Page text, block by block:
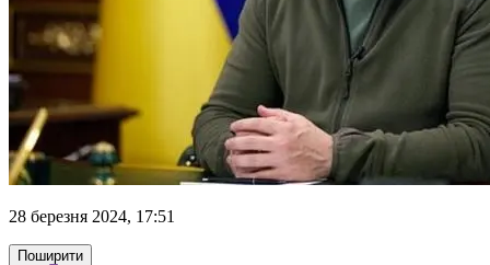
28 березня 2024, 17:51
Поширити